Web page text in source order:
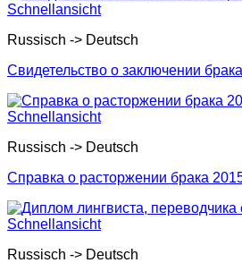
Schnellansicht
Russisch -> Deutsch
Свидетельство о заключении
Schnellansicht
Russisch -> Deutsch
Справка о расторжении брака
Schnellansicht
Russisch -> Deutsch